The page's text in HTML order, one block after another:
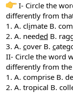
I- Circle the
differently from
1. A. climate B. com
2. A. needed B.
3. A. cover B. c
II- Circle the word
differently from the
1. A. comprise B.
2. A. tropical B.